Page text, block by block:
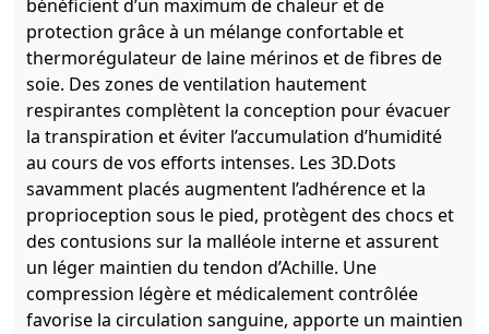
bénéficient d’un maximum de chaleur et de
protection grâce à un mélange confortable et
thermorégulateur de laine mérinos et de fibres de
soie. Des zones de ventilation hautement
respirantes complètent la conception pour évacuer
la transpiration et éviter l’accumulation d’humidité
au cours de vos efforts intenses. Les 3D.Dots
savamment placés augmentent l’adhérence et la
proprioception sous le pied, protègent des chocs et
des contusions sur la malléole interne et assurent
un léger maintien du tendon d’Achille. Une
compression légère et médicalement contrôlée
favorise la circulation sanguine, apporte un maintien